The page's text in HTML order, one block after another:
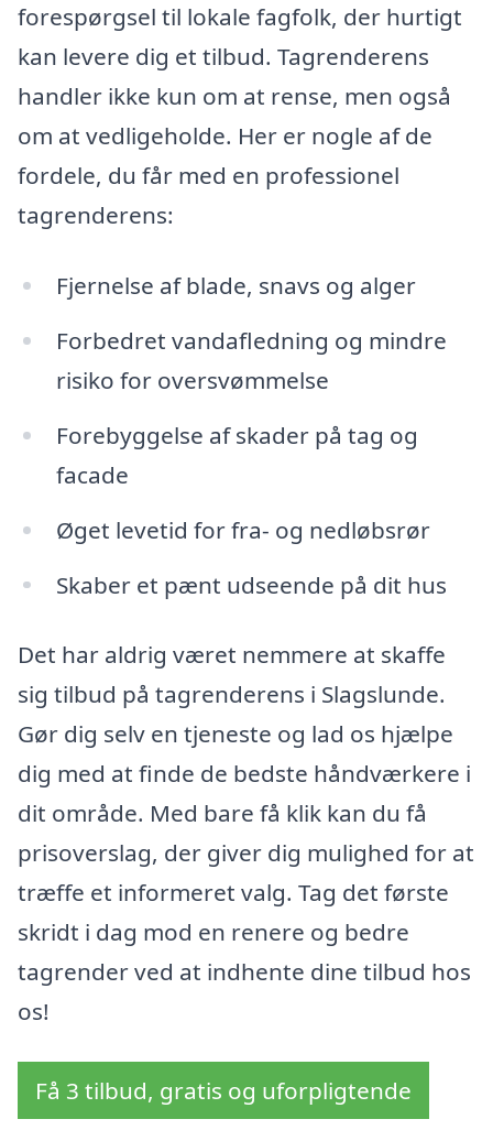
forespørgsel til lokale fagfolk, der hurtigt
kan levere dig et tilbud. Tagrenderens
handler ikke kun om at rense, men også
om at vedligeholde. Her er nogle af de
fordele, du får med en professionel
tagrenderens:
Fjernelse af blade, snavs og alger
Forbedret vandafledning og mindre
risiko for oversvømmelse
Forebyggelse af skader på tag og
facade
Øget levetid for fra- og nedløbsrør
Skaber et pænt udseende på dit hus
Det har aldrig været nemmere at skaffe
sig tilbud på tagrenderens i Slagslunde.
Gør dig selv en tjeneste og lad os hjælpe
dig med at finde de bedste håndværkere i
dit område. Med bare få klik kan du få
prisoverslag, der giver dig mulighed for at
træffe et informeret valg. Tag det første
skridt i dag mod en renere og bedre
tagrender ved at indhente dine tilbud hos
os!
Få 3 tilbud, gratis og uforpligtende